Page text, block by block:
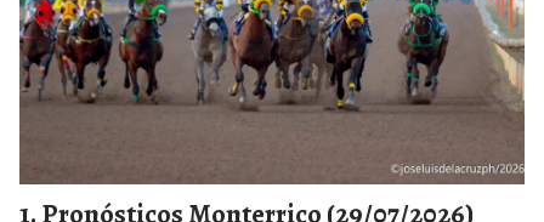
Pronósticos Monterrico (29/07/2026)